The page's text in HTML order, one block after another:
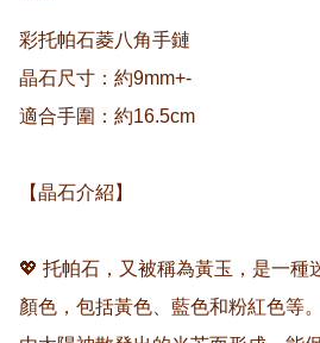
彩托帕石菱八角手鏈
晶石尺寸：約9mm+-
適合手圍：約16.5cm
【晶石介紹】
💖 托帕石，又被稱為黃玉，是一種
顏色，包括黃色、藍色和粉紅色等